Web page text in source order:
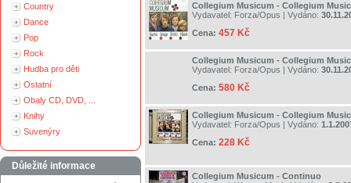
Country
Dance
Pop
Rock
Hudba pro děti
Ostatní
Obaly CD, DVD, ...
Knihy
Suvenýry
Důležité informace
Collegium Musicum - Collegium
Vydavatel: Forza/Opus | Vydáno:
Cena: 457 Kč
Collegium Musicum - Collegium
Vydavatel: Forza/Opus | Vydáno:
Cena: 580 Kč
Collegium Musicum - Collegium
Vydavatel: Forza/Opus | Vydáno:
Cena: 228 Kč
Collegium Musicum - Continuo